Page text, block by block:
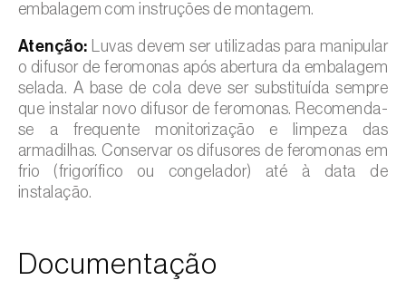
embalagem com instruções de montagem.
Atenção: Luvas devem ser utilizadas para manipular
o difusor de feromonas após abertura da embalagem
selada. A base de cola deve ser substituída sempre
que instalar novo difusor de feromonas. Recomenda-
se a frequente monitorização e limpeza das
armadilhas. Conservar os difusores de feromonas em
frio (frigorífico ou congelador) até à data de
instalação.
Documentação